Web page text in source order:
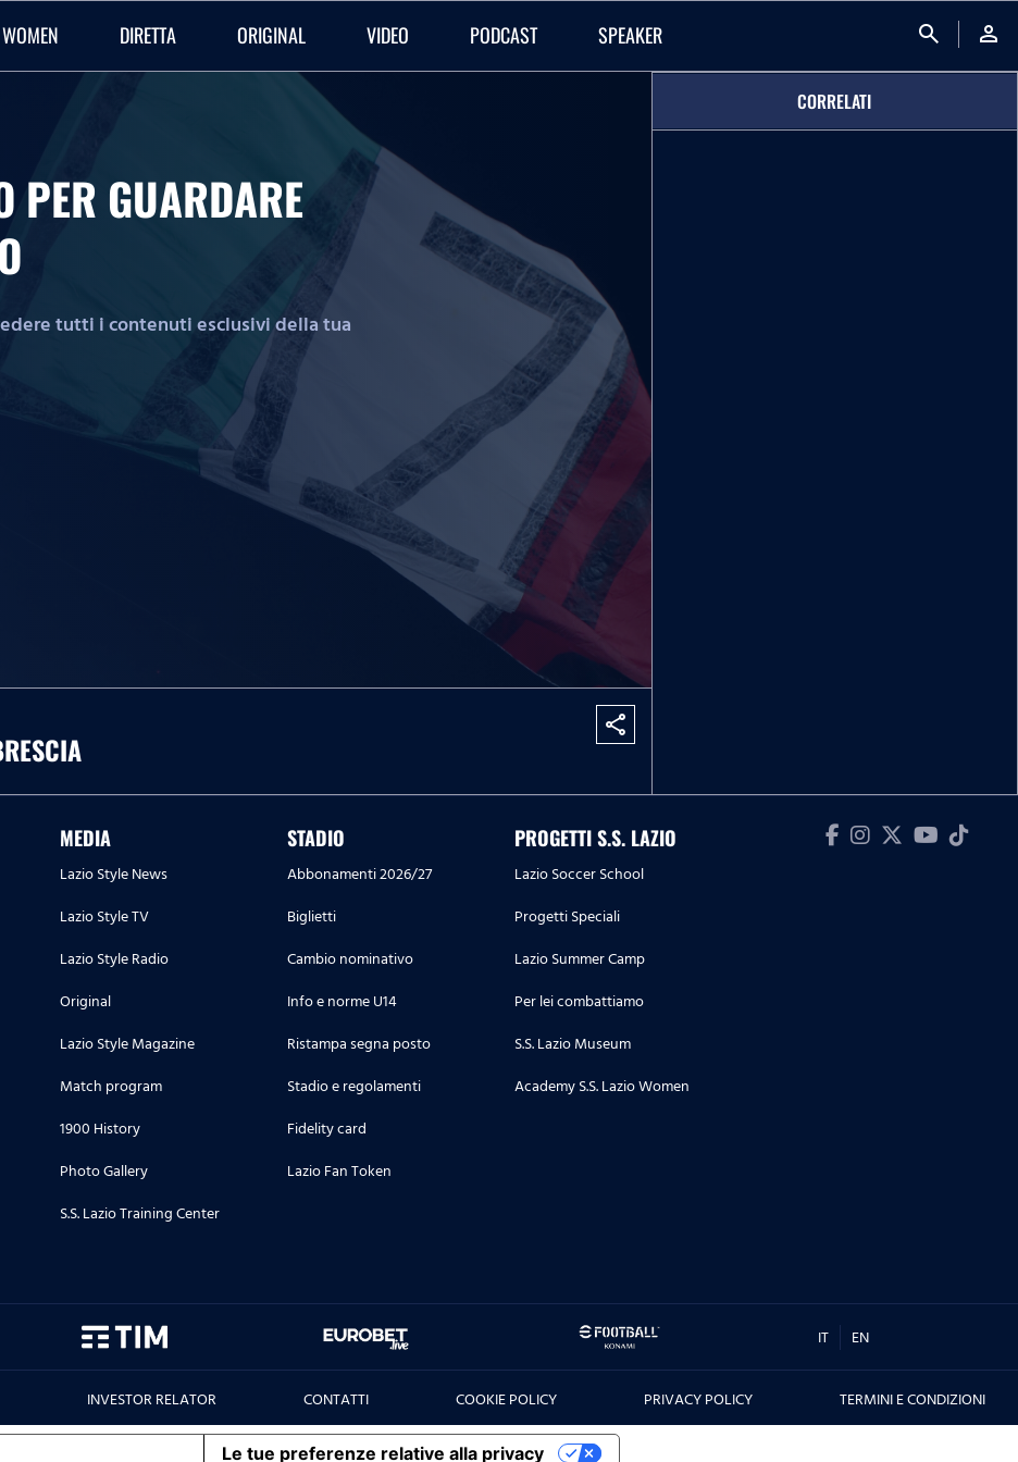
WOMEN DIRETTA ORIGINAL VIDEO PODCAST SPEAKER search person
PER GUARDARE
tutti i contenuti esclusivi della tua
share
CORRELATI
MEDIA
Lazio Style News
Lazio Style TV
Lazio Style Radio
Original
Lazio Style Magazine
Match program
1900 History
Photo Gallery
S.S. Lazio Training Center
STADIO
Abbonamenti 2026/27
Biglietti
Cambio nominativo
Info e norme U14
Ristampa segna posto
Stadio e regolamenti
Fidelity card
Lazio Fan Token
PROGETTI S.S. LAZIO
Lazio Soccer School
Progetti Speciali
Lazio Summer Camp
Per lei combattiamo
S.S. Lazio Museum
Academy S.S. Lazio Women
IT EN
INVESTOR RELATOR CONTATTI COOKIE POLICY PRIVACY POLICY TERMINI E CONDIZIONI
Le tue preferenze relative alla privacy